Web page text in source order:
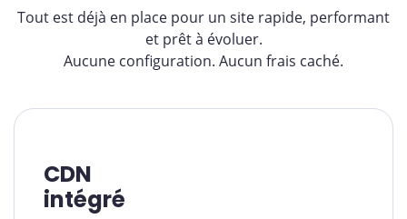
Tout est déjà en place pour un site rapide, performant
et prêt à évoluer.
Aucune configuration. Aucun frais caché.
CDN
intégré